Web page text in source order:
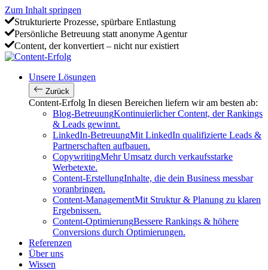
Zum Inhalt springen
Strukturierte Prozesse, spürbare Entlastung
Persönliche Betreuung statt anonyme Agentur
Content, der konvertiert – nicht nur existiert
Unsere Lösungen
Zurück
Content-Erfolg In diesen Bereichen liefern wir am besten ab:
Blog-BetreuungKontinuierlicher Content, der Rankings
& Leads gewinnt.
LinkedIn-BetreuungMit LinkedIn qualifizierte Leads &
Partnerschaften aufbauen.
CopywritingMehr Umsatz durch verkaufsstarke
Werbetexte.
Content-ErstellungInhalte, die dein Business messbar
voranbringen.
Content-ManagementMit Struktur & Planung zu klaren
Ergebnissen.
Content-OptimierungBessere Rankings & höhere
Conversions durch Optimierungen.
Referenzen
Über uns
Wissen